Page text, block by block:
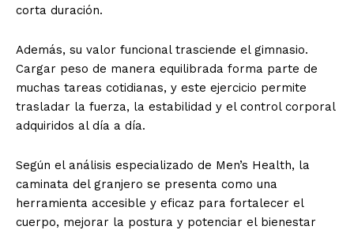
corta duración.
Además, su valor funcional trasciende el gimnasio.
Cargar peso de manera equilibrada forma parte de
muchas tareas cotidianas, y este ejercicio permite
trasladar la fuerza, la estabilidad y el control corporal
adquiridos al día a día.
Según el análisis especializado de Men’s Health, la
caminata del granjero se presenta como una
herramienta accesible y eficaz para fortalecer el
cuerpo, mejorar la postura y potenciar el bienestar